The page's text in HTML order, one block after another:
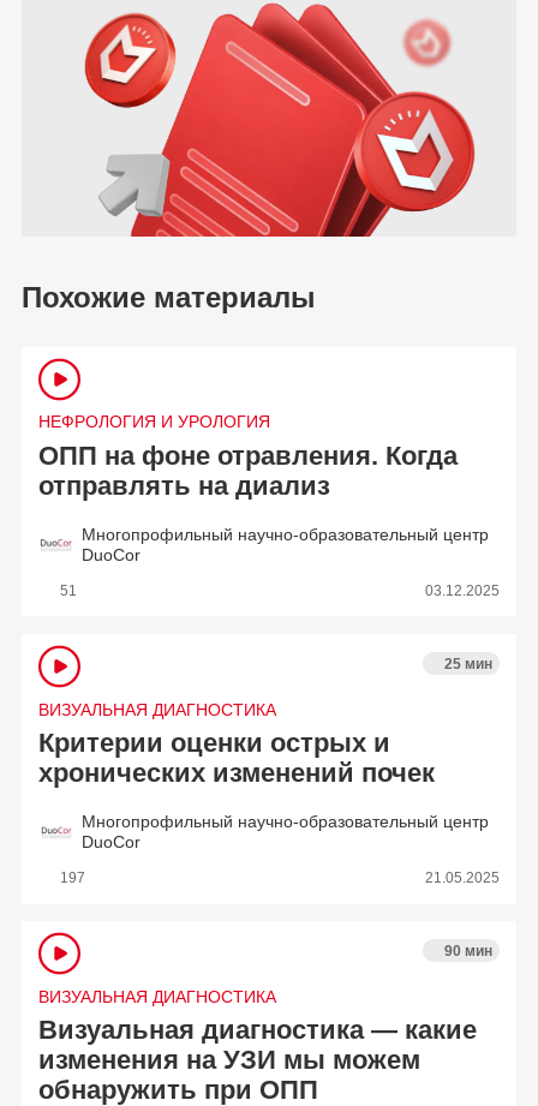
Похожие материалы
НЕФРОЛОГИЯ И УРОЛОГИЯ
ОПП на фоне отравления. Когда
отправлять на диализ
Многопрофильный научно-образовательный центр
DuoCor
51 03.12.2025
ВИЗУАЛЬНАЯ ДИАГНОСТИКА
25 мин
Критерии оценки острых и
хронических изменений почек
Многопрофильный научно-образовательный центр
DuoCor
197 21.05.2025
ВИЗУАЛЬНАЯ ДИАГНОСТИКА
90 мин
Визуальная диагностика — какие
изменения на УЗИ мы можем
обнаружить при ОПП